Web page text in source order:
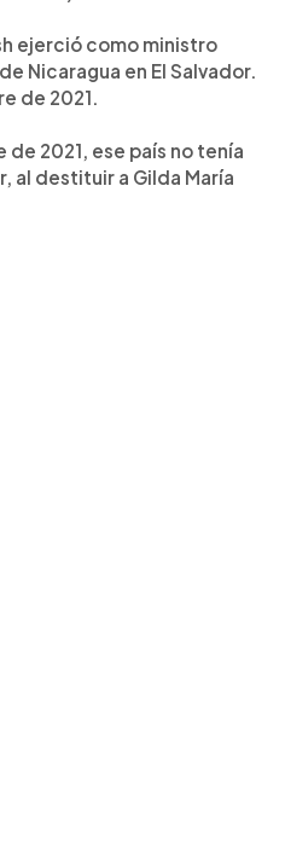
ejerció como ministro
Nicaragua en El Salvador.
de 2021.
2021, ese país no tenía
al destituir a Gilda María